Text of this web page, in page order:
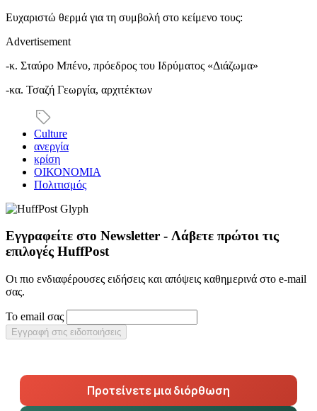
Ευχαριστώ θερμά για τη συμβολή στο κείμενο τους:
Advertisement
-κ. Σταύρο Μπένο, πρόεδρος του Ιδρύματος «Διάζωμα»
-κα. Τσαζή Γεωργία, αρχιτέκτων
Culture
ανεργία
κρίση
ΟΙΚΟΝΟΜΙΑ
Πολιτισμός
Εγγραφείτε στο Newsletter - Λάβετε πρώτοι τις
επιλογές HuffPost
Οι πιο ενδιαφέρουσες ειδήσεις και απόψεις καθημερινά στο e-mail
σας.
Το email σας
Εγγραφή στις ειδοποιήσεις
Προτείνετε μια διόρθωση